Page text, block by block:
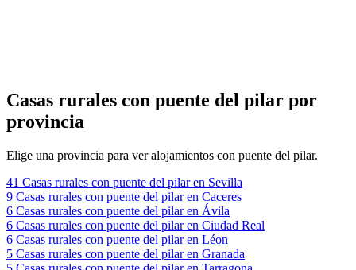
Casas rurales con puente del pilar por
provincia
Elige una provincia para ver alojamientos con puente del pilar.
41 Casas rurales con puente del pilar en Sevilla
9 Casas rurales con puente del pilar en Caceres
6 Casas rurales con puente del pilar en Ávila
6 Casas rurales con puente del pilar en Ciudad Real
6 Casas rurales con puente del pilar en Léon
5 Casas rurales con puente del pilar en Granada